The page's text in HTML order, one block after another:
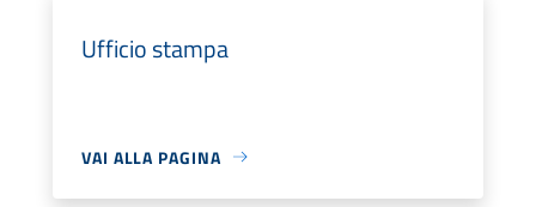
Ufficio stampa
VAI ALLA PAGINA